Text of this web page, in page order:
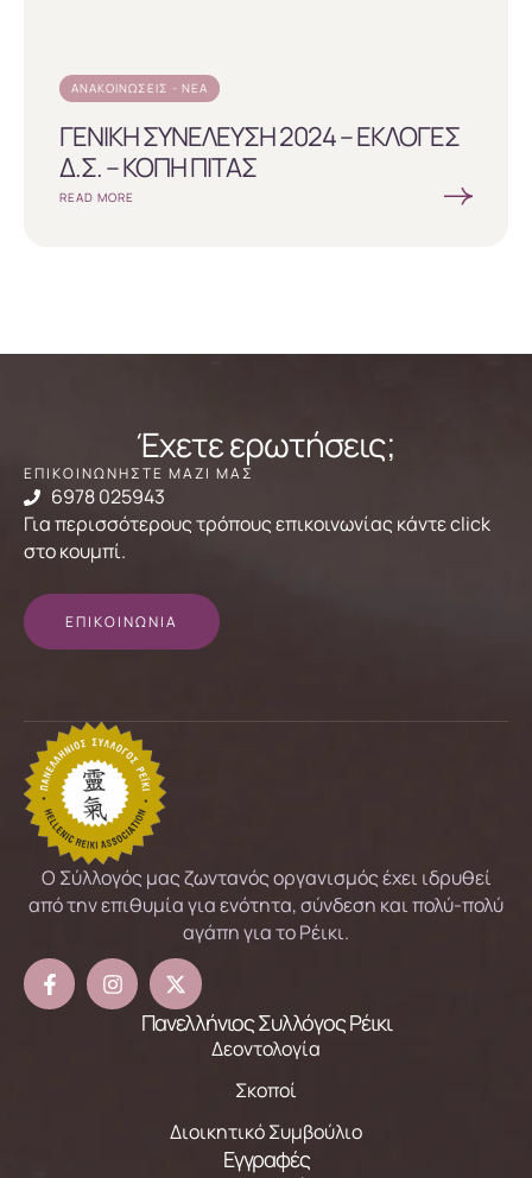
ΑΝΑΚΟΙΝΏΣΕΙΣ - ΝΈΑ
ΓΕΝΙΚΗ ΣΥΝΕΛΕΥΣΗ 2024 – ΕΚΛΟΓΕΣ
Δ.Σ. – ΚΟΠΗ ΠΙΤΑΣ
READ MORE
Έχετε ερωτήσεις;
ΕΠΙΚΟΙΝΩΝΗΣΤΕ ΜΑΖΙ ΜΑΣ
6978 025943
Για περισσότερους τρόπους επικοινωνίας κάντε click
στο κουμπί.
ΕΠΙΚΟΙΝΩΝΙΑ
Ο Σύλλογός μας ζωντανός οργανισμός έχει ιδρυθεί
από την επιθυμία για ενότητα, σύνδεση και πολύ-πολύ
αγάπη για το Ρέικι.
Πανελλήνιος Συλλόγος Ρέικι
Δεοντολογία
Σκοποί
Διοικητικό Συμβούλιο
Εγγραφές